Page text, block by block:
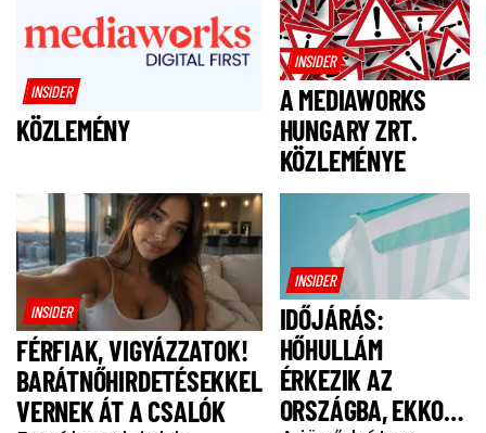
INSIDER
KÖZLEMÉNY
INSIDER
A MEDIAWORKS
HUNGARY ZRT.
KÖZLEMÉNYE
INSIDER
FÉRFIAK, VIGYÁZZATOK!
BARÁTNŐHIRDETÉSEKKEL
VERNEK ÁT A CSALÓK
INSIDER
IDŐJÁRÁS:
HŐHULLÁM
ÉRKEZIK AZ
ORSZÁGBA, EKKOR